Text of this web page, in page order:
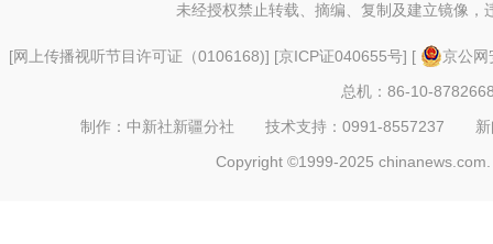
未经授权禁止转载、摘编、复制及建立镜像，
[网上传播视听节目许可证（0106168)] [京ICP证040655号] [
京公
总机：86-10-
制作：中新社新疆分社 技术支持：0991-8557237
Copyright ©1999-2025